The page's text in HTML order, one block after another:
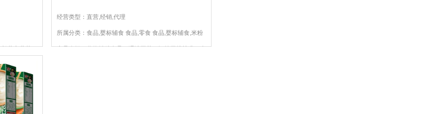
萝卜蔬菜、
经营类型：直营,经销,代理
所属分类：食品,婴标辅食 食品,零食 食品,婴标辅食,米粉
产品介绍：谷物辅助食品，湿法工艺，辗筒干燥技术。多